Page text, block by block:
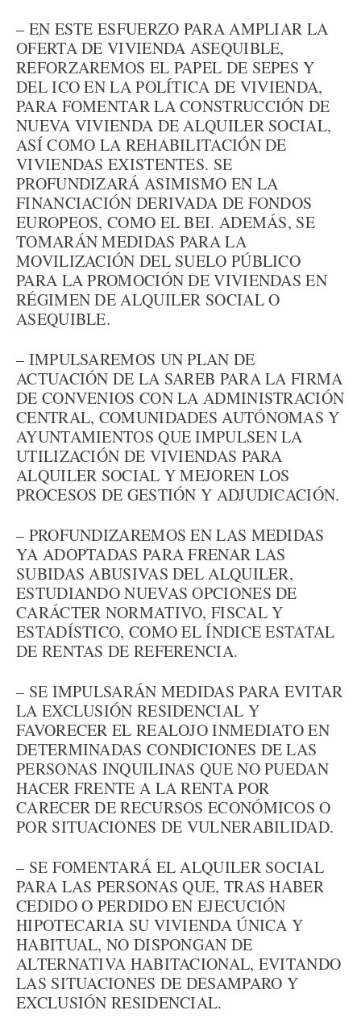
– EN ESTE ESFUERZO PARA AMPLIAR LA
OFERTA DE VIVIENDA ASEQUIBLE,
REFORZAREMOS EL PAPEL DE SEPES Y
DEL ICO EN LA POLÍTICA DE VIVIENDA,
PARA FOMENTAR LA CONSTRUCCIÓN DE
NUEVA VIVIENDA DE ALQUILER SOCIAL,
ASÍ COMO LA REHABILITACIÓN DE
VIVIENDAS EXISTENTES. SE
PROFUNDIZARÁ ASIMISMO EN LA
FINANCIACIÓN DERIVADA DE FONDOS
EUROPEOS, COMO EL BEI. ADEMÁS, SE
TOMARÁN MEDIDAS PARA LA
MOVILIZACIÓN DEL SUELO PÚBLICO
PARA LA PROMOCIÓN DE VIVIENDAS EN
RÉGIMEN DE ALQUILER SOCIAL O
ASEQUIBLE.
– IMPULSAREMOS UN PLAN DE
ACTUACIÓN DE LA SAREB PARA LA FIRMA
DE CONVENIOS CON LA ADMINISTRACIÓN
CENTRAL, COMUNIDADES AUTÓNOMAS Y
AYUNTAMIENTOS QUE IMPULSEN LA
UTILIZACIÓN DE VIVIENDAS PARA
ALQUILER SOCIAL Y MEJOREN LOS
PROCESOS DE GESTIÓN Y ADJUDICACIÓN.
– PROFUNDIZAREMOS EN LAS MEDIDAS
YA ADOPTADAS PARA FRENAR LAS
SUBIDAS ABUSIVAS DEL ALQUILER,
ESTUDIANDO NUEVAS OPCIONES DE
CARÁCTER NORMATIVO, FISCAL Y
ESTADÍSTICO, COMO EL ÍNDICE ESTATAL
DE RENTAS DE REFERENCIA.
– SE IMPULSARÁN MEDIDAS PARA EVITAR
LA EXCLUSIÓN RESIDENCIAL Y
FAVORECER EL REALOJO INMEDIATO EN
DETERMINADAS CONDICIONES DE LAS
PERSONAS INQUILINAS QUE NO PUEDAN
HACER FRENTE A LA RENTA POR
CARECER DE RECURSOS ECONÓMICOS O
POR SITUACIONES DE VULNERABILIDAD.
– SE FOMENTARÁ EL ALQUILER SOCIAL
PARA LAS PERSONAS QUE, TRAS HABER
CEDIDO O PERDIDO EN EJECUCIÓN
HIPOTECARIA SU VIVIENDA ÚNICA Y
HABITUAL, NO DISPONGAN DE
ALTERNATIVA HABITACIONAL, EVITANDO
LAS SITUACIONES DE DESAMPARO Y
EXCLUSIÓN RESIDENCIAL.